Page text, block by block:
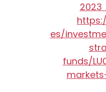
2023
es/
funds/